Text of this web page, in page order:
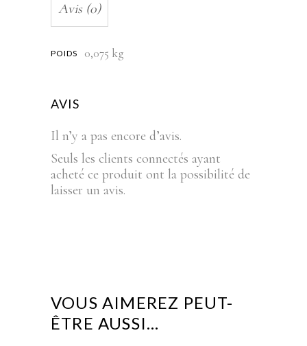
Avis (0)
POIDS 0,075 kg
AVIS
Il n’y a pas encore d’avis.
Seuls les clients connectés ayant
acheté ce produit ont la possibilité de
laisser un avis.
VOUS AIMEREZ PEUT-
ÊTRE AUSSI…